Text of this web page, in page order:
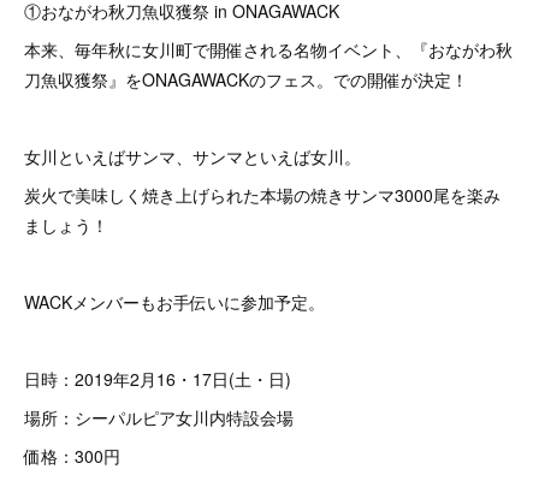
①おながわ秋刀魚収獲祭 in ONAGAWACK
本来、毎年秋に女川町で開催される名物イベント、『おながわ秋
刀魚収獲祭』をONAGAWACKのフェス。での開催が決定！
女川といえばサンマ、サンマといえば女川。
炭火で美味しく焼き上げられた本場の焼きサンマ3000尾を楽み
ましょう！
WACKメンバーもお手伝いに参加予定。
日時：2019年2月16・17日(土・日)
場所：シーパルピア女川内特設会場
価格：300円